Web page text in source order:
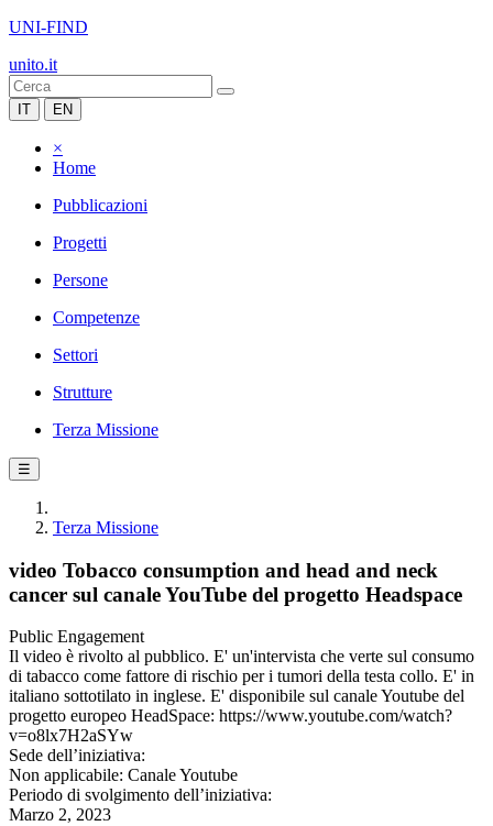
UNI-FIND
unito.it
IT EN
×
Home
Pubblicazioni
Progetti
Persone
Competenze
Settori
Strutture
Terza Missione
☰
Terza Missione
video Tobacco consumption and head and neck
cancer sul canale YouTube del progetto Headspace
Public Engagement
Il video è rivolto al pubblico. E' un'intervista che verte sul consumo
di tabacco come fattore di rischio per i tumori della testa collo. E' in
italiano sottotilato in inglese. E' disponibile sul canale Youtube del
progetto europeo HeadSpace: https://www.youtube.com/watch?
v=o8lx7H2aSYw
Sede dell’iniziativa:
Non applicabile: Canale Youtube
Periodo di svolgimento dell’iniziativa:
Marzo 2, 2023